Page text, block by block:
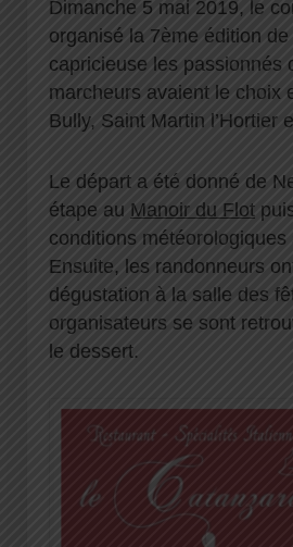
Dimanche 5 mai 2019, le
organisé la 7ème édition
capricieuse les passionnés
marcheurs avaient le choix
Bully, Saint Martin l’Hortier
Le départ a été donné de
étape au Manoir du Flot
conditions météorologiques
Ensuite, les randonneurs
dégustation à la salle des
organisateurs se sont
le dessert.